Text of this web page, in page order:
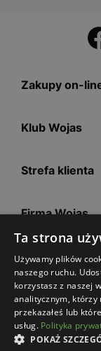
Zakupy on-
Klub Wojas
Strefa klienta
Firma Wojas
Porady
Ta strona
Używamy plików
naszego ruchu.
korzystasz z naszej
analitycznym, którzy
przekazałeś lub
usług. Polityka
POKAŻ